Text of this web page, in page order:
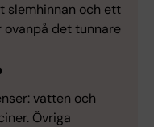
slemhinnan och ett
ovanpå det tunnare
vatten och
Övriga